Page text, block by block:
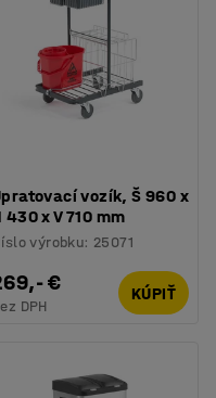
vozík, Š 960 x
430 x V 710 mm
výrobku: 25071
€
DPH
KÚPIŤ